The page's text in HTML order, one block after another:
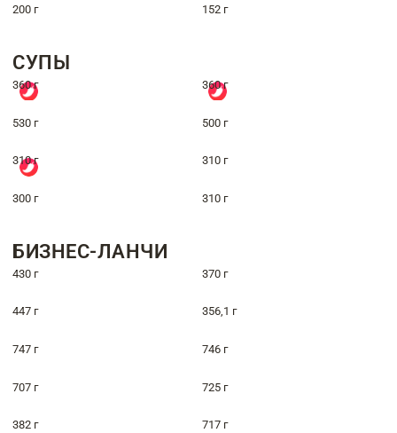
200 г 152 г
СУПЫ
360 г 360 г
530 г 500 г
310 г 310 г
300 г 310 г
БИЗНЕС-ЛАНЧИ
430 г 370 г
447 г 356,1 г
747 г 746 г
707 г 725 г
382 г 717 г